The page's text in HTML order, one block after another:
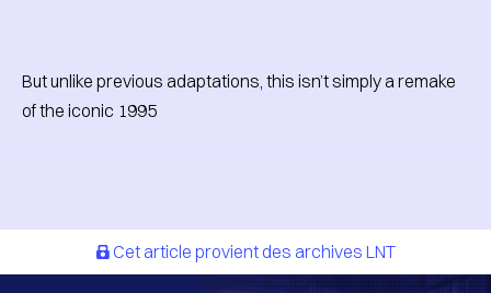
But unlike previous adaptations, this isn’t simply a remake
of the iconic 1995
Cet article provient des archives LNT